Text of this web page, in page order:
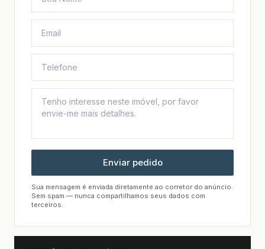
Enviar pedido
Sua mensagem é enviada diretamente ao corretor do anúncio.
Sem spam — nunca compartilhamos seus dados com
terceiros.